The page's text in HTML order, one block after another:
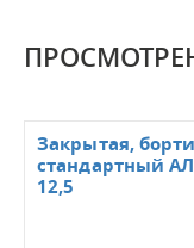
Закрытая,
стандартный
12,5